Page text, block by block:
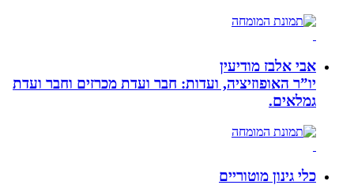
אבי אלבז מודיעין
יו”ר האופוזיציה, ועדות: חבר ועדת מכרזים וחבר ועדת
גמלאים.
כלי גינון מוטוריים